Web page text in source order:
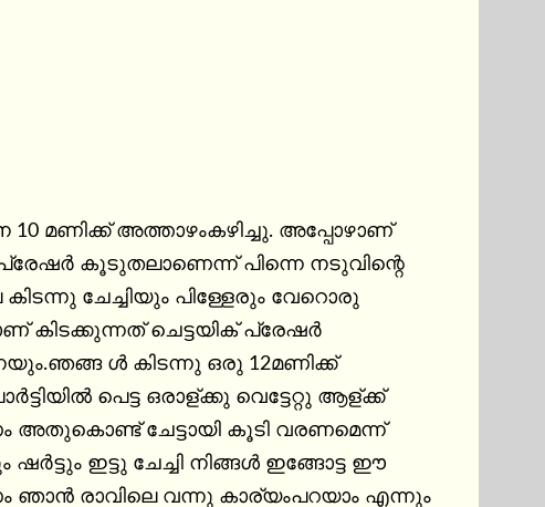
10 മണിക്ക് അത്താഴംകഴിച്ചു. അപ്പോഴാണ്
പ്രേഷർ കൂടുതലാണെന്ന് പിന്നെ നടുവിന്റെ
ചേച്ചിയും പിള്ളേരും വേറൊരു
കിടക്കുന്നത് ചെട്ടയിക് പ്രേഷർ
ൾ കിടന്നു ഒരു 12മണിക്ക്
പെട്ട ഒരാള്ക്കു വെട്ടേറ്റു ആള്ക്ക്
ചേട്ടായി കൂടി വരണമെന്ന്
ഷർട്ടും ഇട്ടു ചേച്ചി നിങ്ങൾ ഇങ്ങോട്ട ഈ
ഞാൻ രാവിലെ വന്നു കാര്യംപറയാം എന്നും